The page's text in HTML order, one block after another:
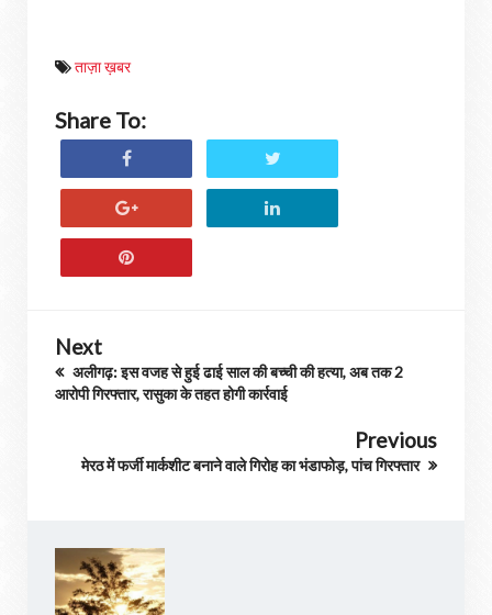
ताज़ा ख़बर
Share To:
Next
अलीगढ़: इस वजह से हुई ढाई साल की बच्ची की हत्या, अब तक 2
आरोपी गिरफ्तार, रासुका के तहत होगी कार्रवाई
Previous
मेरठ में फर्जी मार्कशीट बनाने वाले गिरोह का भंडाफोड़, पांच गिरफ्तार